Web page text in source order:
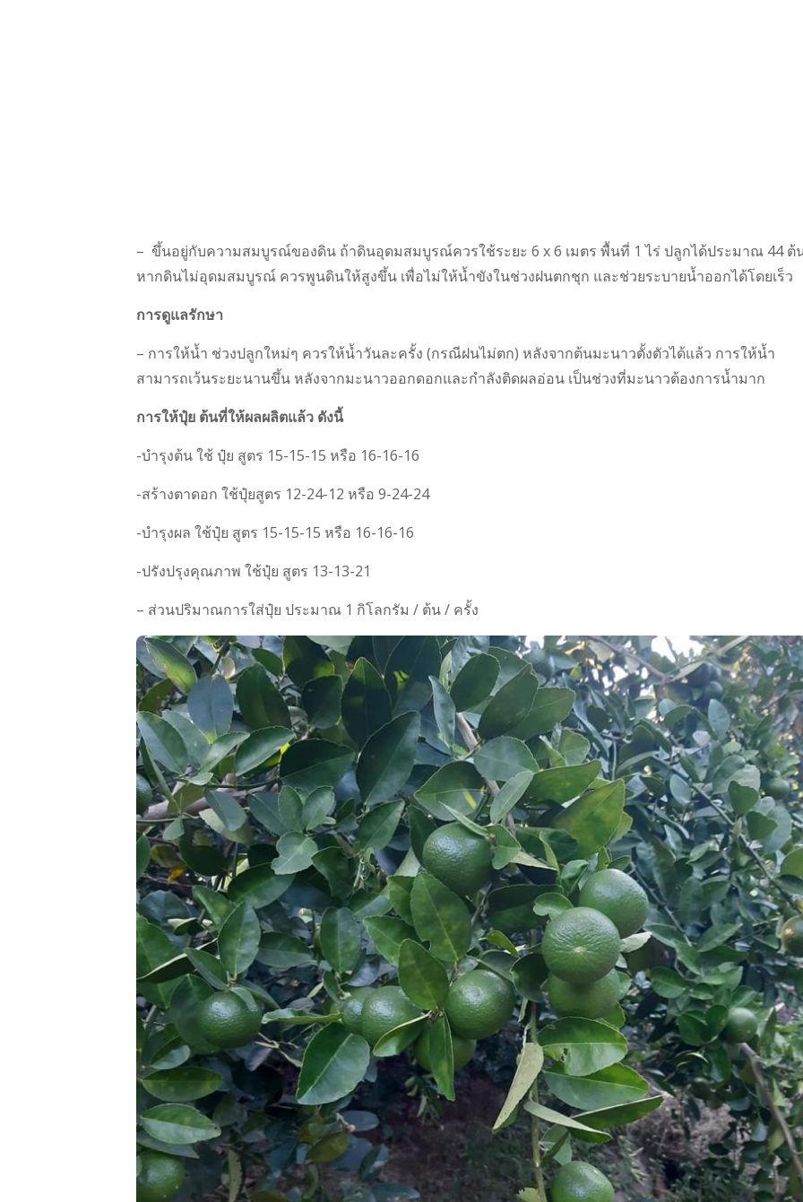
– ขึ้นอยู่กับความสมบูรณ์ของดิน ถ้าดินอุดมสมบูรณ์ควรใช้ระยะ 6 x 6 เมตร พื้นที่ 1 ไร่ ปลูกได้ประมาณ 44 ต้
หากดินไม่อุดมสมบูรณ์ ควรพูนดินให้สูงขึ้น เพื่อไม่ให้น้ำขังในช่วงฝนตกชุก และช่วยระบายน้ำออกได้โดยเร็ว
การดูแลรักษา
– การให้น้ำ ช่วงปลูกใหม่ๆ ควรให้น้ำวันละครั้ง (กรณีฝนไม่ตก) หลังจากต้นมะนาวตั้งตัวได้แล้ว การให้น้ำ
สามารถเว้นระยะนานขึ้น หลังจากมะนาวออกดอกและกำลังติดผลอ่อน เป็นช่วงที่มะนาวต้องการน้ำมาก
การให้ปุ๋ย ต้นที่ให้ผลผลิตแล้ว ดังนี้
-บำรุงต้น ใช้ ปุ๋ย สูตร 15-15-15 หรือ 16-16-16
-สร้างตาดอก ใช้ปุ๋ยสูตร 12-24-12 หรือ 9-24-24
-บำรุงผล ใช้ปุ๋ย สูตร 15-15-15 หรือ 16-16-16
-ปรังปรุงคุณภาพ ใช้ปุ๋ย สูตร 13-13-21
– ส่วนปริมาณการใส่ปุ๋ย ประมาณ 1 กิโลกรัม / ต้น / ครั้ง